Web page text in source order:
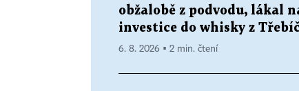
obžalobě z podvodu, lákal
investice do whisky z
6. 8. 2026 ▪ 2 min. čtení